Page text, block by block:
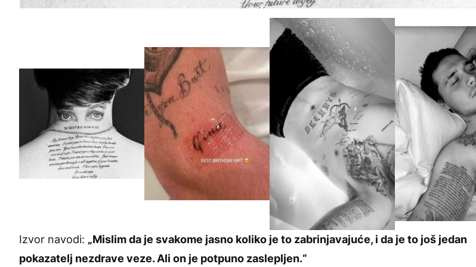
Izvor navodi: „Mislim da je svakome jasno koliko je to zabrinjavajuće, i da je to još jedan
pokazatelj nezdrave veze. Ali on je potpuno zaslepljen.“